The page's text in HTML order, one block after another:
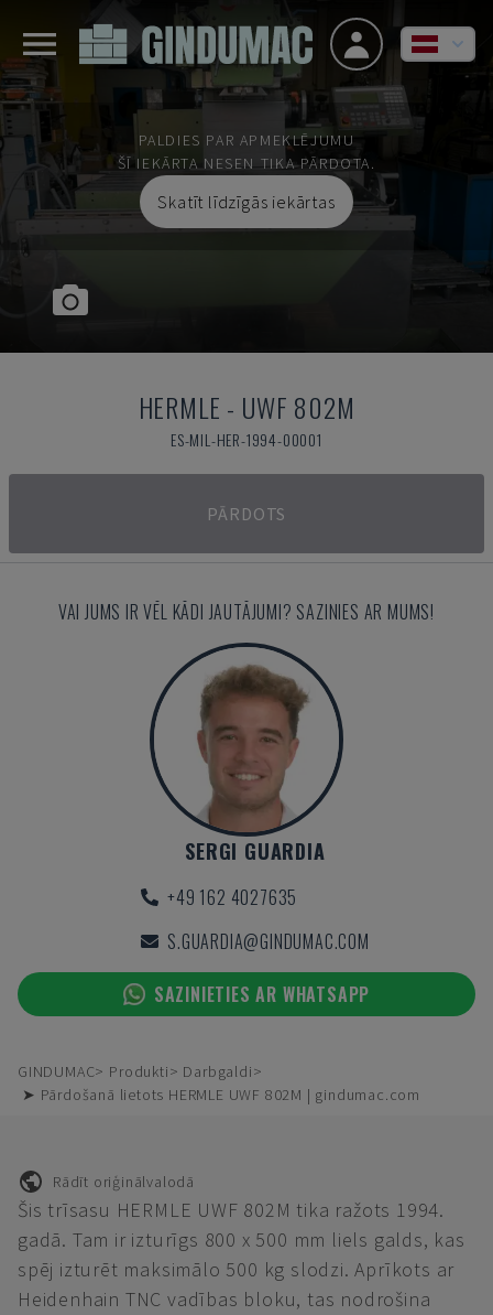
PALDIES PAR APMEKLĒJUMU
ŠĪ IEKĀRTA NESEN TIKA PĀRDOTA.
Skatīt līdzīgās iekārtas
HERMLE - UWF 802M
ES-MIL-HER-1994-00001
PĀRDOTS
VAI JUMS IR VĒL KĀDI JAUTĀJUMI? SAZINIES AR MUMS!
SERGI GUARDIA
+49 162 4027635
S.GUARDIA@GINDUMAC.COM
SAZINIETIES AR WHATSAPP
GINDUMAC Produkti
Darbgaldi
➤ Pārdošanā lietots HERMLE UWF 802M | gindumac.com
Rādīt oriģinālvalodā
Šis trīsasu HERMLE UWF 802M tika ražots 1994.
gadā. Tam ir izturīgs 800 x 500 mm liels galds, kas
spēj izturēt maksimālo 500 kg slodzi. Aprīkots ar
Heidenhain TNC vadības bloku, tas nodrošina